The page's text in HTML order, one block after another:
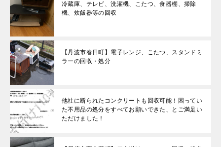
冷蔵庫、テレビ、洗濯機、こたつ、食器棚、掃除
機、炊飯器等の回収
【丹波市春日町】電子レンジ、こたつ、スタンドミ
ラーの回収・処分
他社に断られたコンクリートも回収可能！困ってい
た不用品の処分をすべてお願いできた、とご満足い
ただけました！